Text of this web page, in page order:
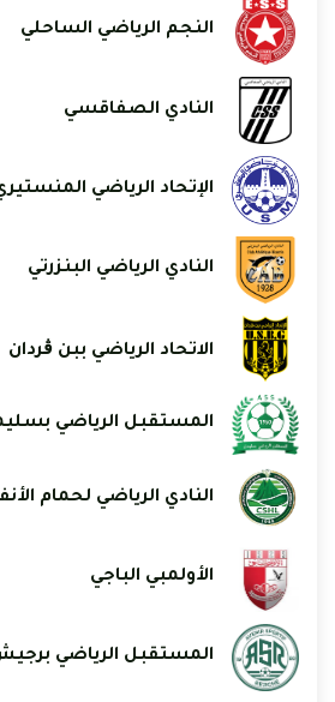
النجم الرياضي الساحلي
النادي الصفاقسي
الإتحاد الرياضي
النادي الرياضي البنزرتي
الاتحاد الرياضي ببن ڨردان
المستقبل الرياضي
النادي الرياضي لحمام
الأولمبي الباجي
المستقبل الرياضي